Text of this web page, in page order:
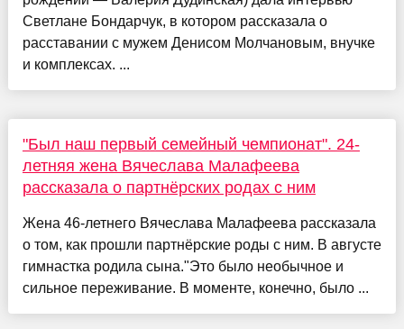
Светлане Бондарчук, в котором рассказала о
расставании с мужем Денисом Молчановым, внучке
и комплексах. ...
"Был наш первый семейный чемпионат". 24-
летняя жена Вячеслава Малафеева
рассказала о партнёрских родах с ним
Жена 46-летнего Вячеслава Малафеева рассказала
о том, как прошли партнёрские роды с ним. В августе
гимнастка родила сына."Это было необычное и
сильное переживание. В моменте, конечно, было ...